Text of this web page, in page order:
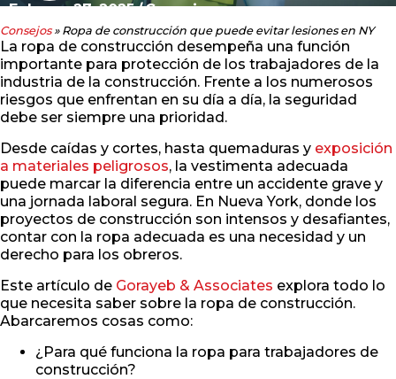
Febrero 27, 2025/Consejos
Consejos» Ropa de construcción que puede evitar lesiones en NY
La ropa de construcción desempeña una función
importante para protección de los trabajadores de la
industria de la construcción. Frente a los numerosos
riesgos que enfrentan en su día a día, la seguridad
debe ser siempre una prioridad.
Desde caídas y cortes, hasta quemaduras y exposición
a materiales peligrosos, la vestimenta adecuada
puede marcar la diferencia entre un accidente grave y
una jornada laboral segura. En Nueva York, donde los
proyectos de construcción son intensos y desafiantes,
contar con la ropa adecuada es una necesidad y un
derecho para los obreros.
Este artículo de Gorayeb & Associates explora todo lo
que necesita saber sobre la ropa de construcción.
Abarcaremos cosas como:
¿Para qué funciona la ropa para trabajadores de
construcción?